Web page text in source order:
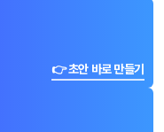
👉 초안 바로 만들기